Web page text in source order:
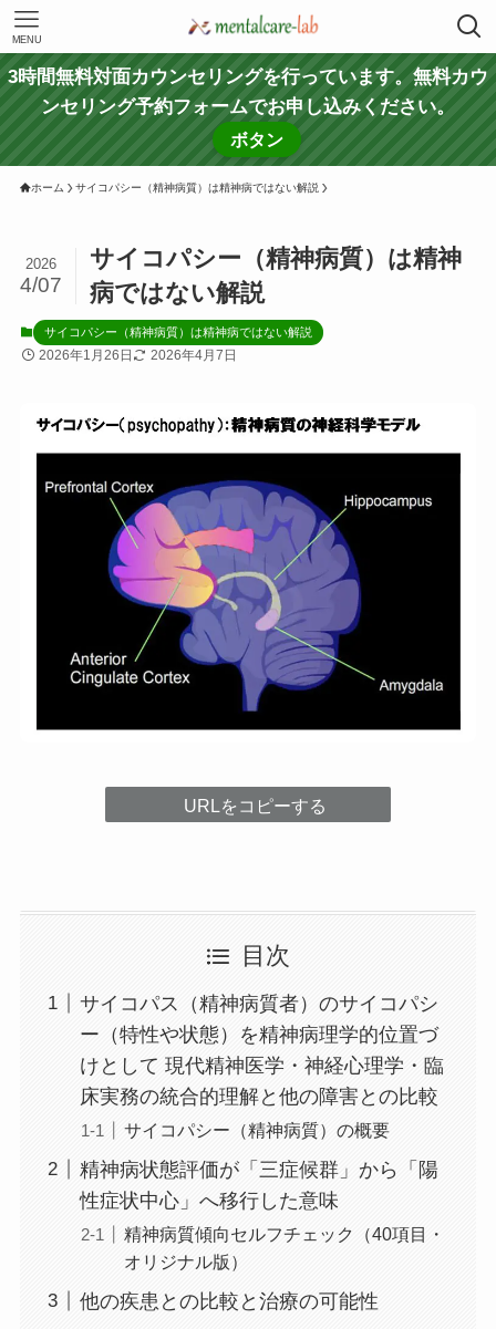
MENU
3時間無料対面カウンセリングを行っています。無料カウ
ンセリング予約フォームでお申し込みください。
ボタン
ホーム サイコパシー（精神病質）は精神病ではない解説
サイコパシー（精神病質）は精神
病ではない解説
2026
4/07
サイコパシー（精神病質）は精神病ではない解説
2026年1月26日 2026年4月7日
URLをコピーする
目次
サイコパス（精神病質者）のサイコパシ
ー（特性や状態）を精神病理学的位置づ
けとして 現代精神医学・神経心理学・臨
床実務の統合的理解と他の障害との比較
サイコパシー（精神病質）の概要
精神病状態評価が「三症候群」から「陽
性症状中心」へ移行した意味
精神病質傾向セルフチェック（40項目・
オリジナル版）
他の疾患との比較と治療の可能性